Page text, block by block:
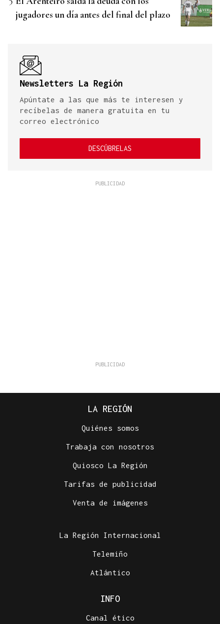
jugadores un día antes del final del plazo
Newsletters La Región
Apúntate a las que más te interesen y
recíbelas de manera gratuita en tu
correo electrónico
DESCÚBRELAS
LA REGIÓN
Quiénes somos
Trabaja con nosotros
Quiosco La Región
Tarifas de publicidad
Venta de imágenes
La Región Internacional
Telemiño
Atlántico
INFO
Canal ético